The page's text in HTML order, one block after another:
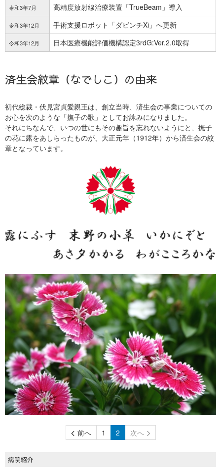
令和3年7月 高精度放射線治療装置「TrueBeam」導入
令和3年12月 手術支援ロボット「ダビンチXi」へ更新
令和3年12月 日本医療機能評価機構認定3rdG:Ver.2.0取得
済生会紋章（なでしこ）の由来
初代総裁・伏見宮貞愛親王は、創立当時、済生会の事業についての
お心を次のような「撫子の歌」としてお詠みになりました。
それにちなんで、いつの世にもその趣旨を忘れないようにと、撫子
の花に露をあしらったものが、大正元年（1912年）から済生会の紋
章となっています。
前へ 1 2 次へ
病院紹介